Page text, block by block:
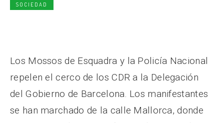
SOCIEDAD
Los Mossos de Esquadra y la Policía Nacional
repelen el cerco de los CDR a la Delegación
del Gobierno de Barcelona. Los manifestantes
se han marchado de la calle Mallorca, donde